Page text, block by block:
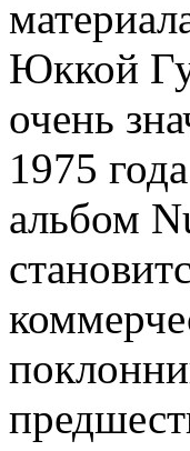
Юккой
очень
1975
альбом